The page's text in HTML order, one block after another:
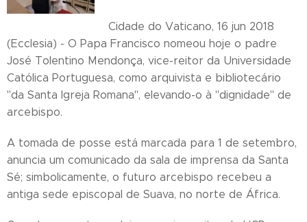
Cidade do Vaticano, 16 jun 2018
(Ecclesia) - O Papa Francisco nomeou hoje o padre
José Tolentino Mendonça, vice-reitor da Universidade
Católica Portuguesa, como arquivista e bibliotecário
"da Santa Igreja Romana", elevando-o à "dignidade" de
arcebispo.
A tomada de posse está marcada para 1 de setembro,
anuncia um comunicado da sala de imprensa da Santa
Sé; simbolicamente, o futuro arcebispo recebeu a
antiga sede episcopal de Suava, no norte de África.